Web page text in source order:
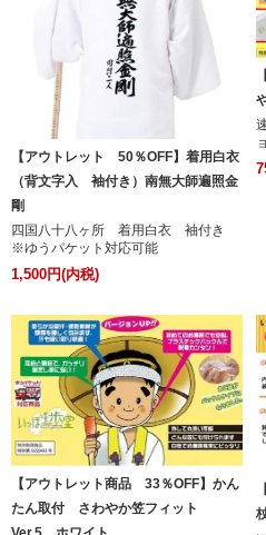
【アウトレット 50％OFF】着用白衣
（背文字入 袖付き）南無大師遍照金
剛
四国八十八ヶ所 着用白衣 袖付き
※ゆうパケット対応可能
1,500円(内税)
【アウトレット商品 33％OFF】かん
たん取付 さわやか笠フィット